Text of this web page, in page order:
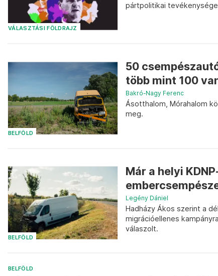
VÁLASZTÁSI FÖLDRAJZ
pártpolitikai tevékenysége
BELFÖLD
50
több mint 100
Bakró-Nagy Ferenc
Ásotthalom, Mórahalom
meg.
BELFÖLD
Már a helyi
Legény Dániel
Hadházy Ákos szerint a
migrációellenes
válaszolt.
BELFÖLD